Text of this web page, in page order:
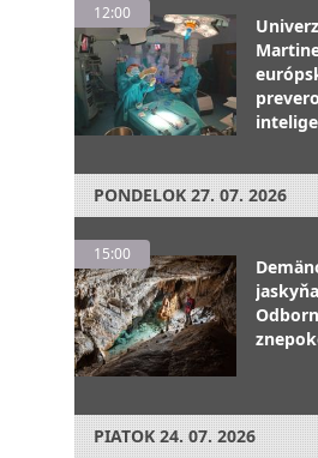
12:00
PONDELOK 27. 07. 2026
15:00
PIATOK 24. 07. 2026